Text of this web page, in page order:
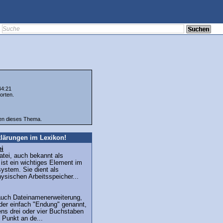
dieses Thema.
im Lexikon!
auch bekannt als
ein wichtiges Element im
Sie dient als
Arbeitsspeicher...
Dateinamenerweiterung,
einfach "Endung" genannt,
drei oder vier Buchstaben
Punkt an de...